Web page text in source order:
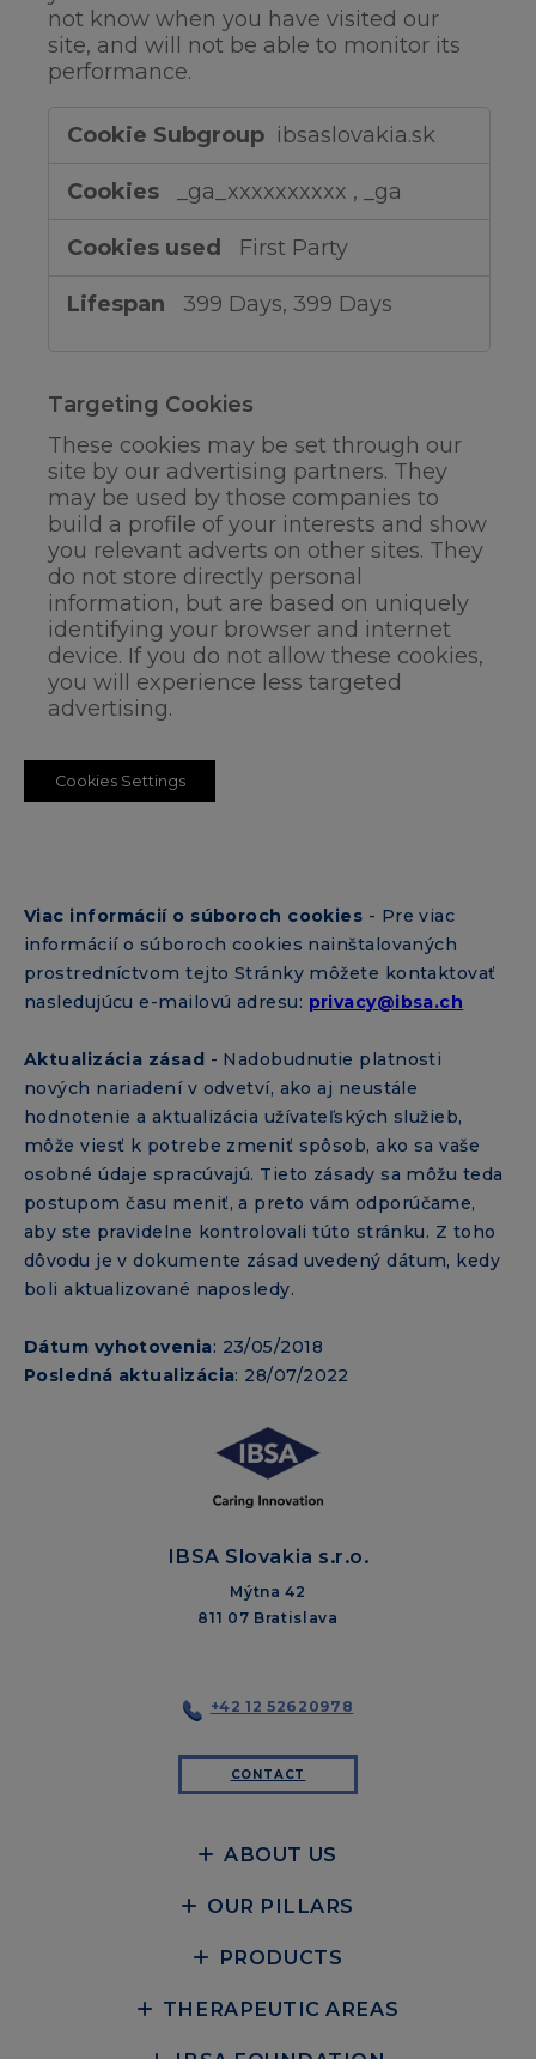
not know when you have visited our
site, and will not be able to monitor its
performance.
Cookies
ibsaslovakia.sk
_ga_xxxxxxxxxx , _ga
First Party
399 Days, 399 Days
Targeting Cookies
These cookies may be set through our
site by our advertising partners. They
may be used by those companies to
build a profile of your interests and show
you relevant adverts on other sites. They
do not store directly personal
information, but are based on uniquely
identifying your browser and internet
device. If you do not allow these cookies,
you will experience less targeted
advertising.
Cookies Settings
Viac informácií o súboroch cookies - Pre viac
informácií o súboroch cookies nainštalovaných
prostredníctvom tejto Stránky môžete kontaktovať
nasledujúcu e-mailovú adresu: privacy@ibsa.ch
Aktualizácia zásad - Nadobudnutie platnosti
nových nariadení v odvetví, ako aj neustále
hodnotenie a aktualizácia užívateľských služieb,
môže viesť k potrebe zmeniť spôsob, ako sa vaše
osobné údaje spracúvajú. Tieto zásady sa môžu teda
postupom času meniť, a preto vám odporúčame,
aby ste pravidelne kontrolovali túto stránku. Z toho
dôvodu je v dokumente zásad uvedený dátum, kedy
boli aktualizované naposledy.
Dátum vyhotovenia: 23/05/2018
Posledná aktualizácia: 28/07/2022
IBSA Slovakia s.r.o.
Mýtna 42
811 07 Bratislava
+42 12 52620978
CONTACT
ABOUT US
OUR PILLARS
PRODUCTS
THERAPEUTIC AREAS